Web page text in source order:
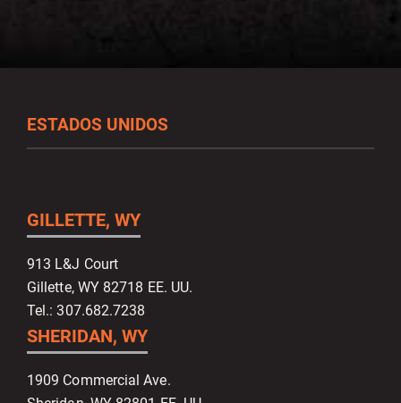
ESTADOS UNIDOS
GILLETTE, WY
913 L&J Court
Gillette, WY 82718 EE. UU.
Tel.: 307.682.7238
SHERIDAN, WY
1909 Commercial Ave.